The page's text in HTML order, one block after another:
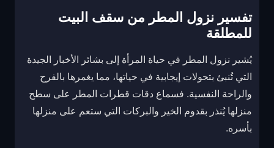
تفسير نزول المطر من سقف البيت
للمطلقة
يُشير نزول المطر في حياة المرأة إلى بشائر الأخبار الجيدة
التي تُنبئ بتحولات إيجابية في حياتها، مما يغمرها بالفرح
والراحة النفسية. فسماع دقات قطرات المطر على سطح
منزلها يُنذر بقدوم الخير والبركات التي ستعم على منزلها
بأسره.